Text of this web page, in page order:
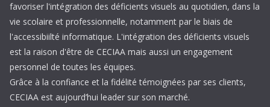
favoriser l'intégration des déficients visuels au quotidien, dans la
vie scolaire et professionnelle, notamment par le biais de
l'accessibiilté informatique. L'intégration des déficients visuels
est la raison d'être de CECIAA mais aussi un engagement
personnel de toutes les équipes.
Grâce à la confiance et la fidélité témoignées par ses clients,
CECIAA est aujourd’hui leader sur son marché.